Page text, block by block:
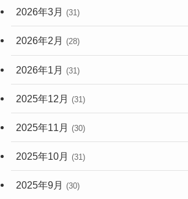
2026年3月 (31)
2026年2月 (28)
2026年1月 (31)
2025年12月 (31)
2025年11月 (30)
2025年10月 (31)
2025年9月 (30)